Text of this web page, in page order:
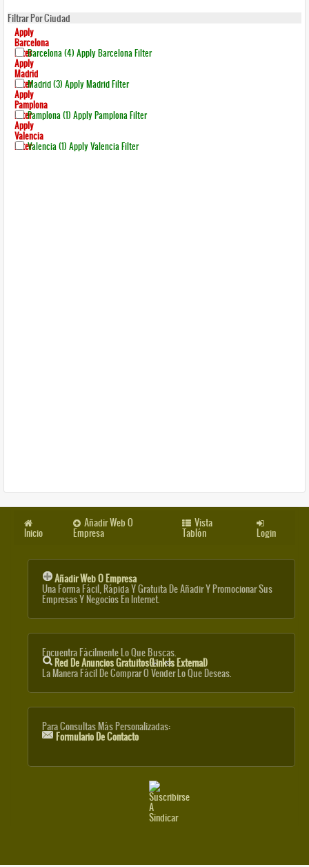
Filtrar Por Ciudad
Apply
Barcelona
FilterBarcelona (4) Apply Barcelona Filter
Apply
Madrid
FilterMadrid (3) Apply Madrid Filter
Apply
Pamplona
FilterPamplona (1) Apply Pamplona Filter
Apply
Valencia
FilterValencia (1) Apply Valencia Filter
Inicio
Añadir Web O
Empresa
Vista
Tablón Login
Añadir Web O Empresa
Una Forma Fácil, Rápida Y Gratuita De Añadir Y Promocionar Sus
Empresas Y Negocios En Internet.
Encuentra Fácilmente Lo Que Buscas.
Red De Anuncios Gratuitos(link Is External)
La Manera Fácil De Comprar O Vender Lo Que Deseas.
Para Consultas Más Personalizadas:
Formulario De Contacto